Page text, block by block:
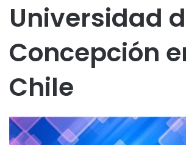
Universidad
Concepción
Chile